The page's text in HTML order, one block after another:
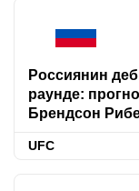
Россиянин
раунде:
Брендсон
UFC